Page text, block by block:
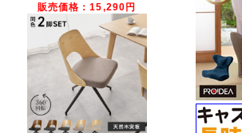
販売価格：15,290円